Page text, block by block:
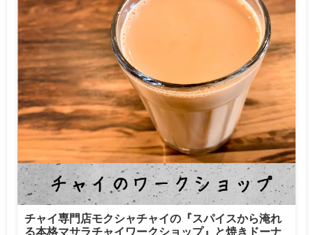
チャイ専門店モクシャチャイの『スパイスから淹れ
る本格マサラチャイワークショップ』と焼きドーナ